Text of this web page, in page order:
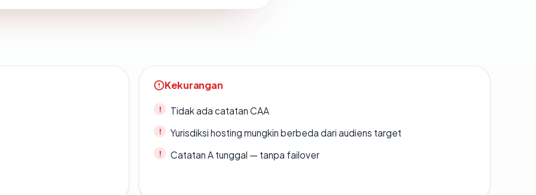
Kekurangan
Tidak ada catatan CAA
Yurisdiksi hosting mungkin berbeda dari audiens target
Catatan A tunggal — tanpa failover